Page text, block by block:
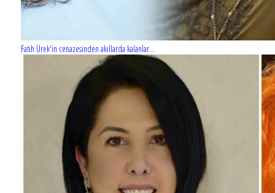
Fatih Ürek'in cenazesinden akıllarda kalanlar...